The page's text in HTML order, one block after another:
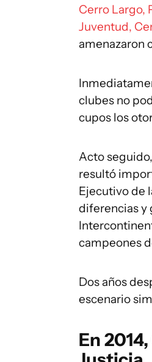
Cerro Largo,
Juventud,
amenazaron
clubes no
cupos los
Acto
resultó
Ejecutivo de
diferencias y
campeones
Dos años
escenario
En